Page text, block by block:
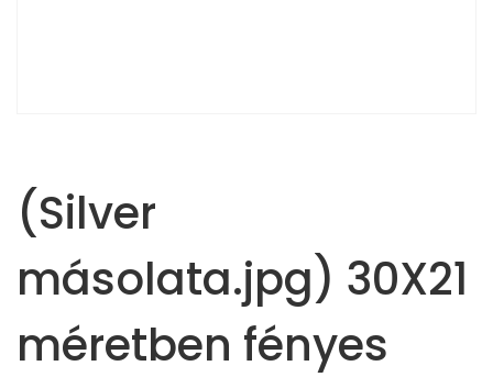
(Silver
másolata.jpg) 30X21
méretben fényes